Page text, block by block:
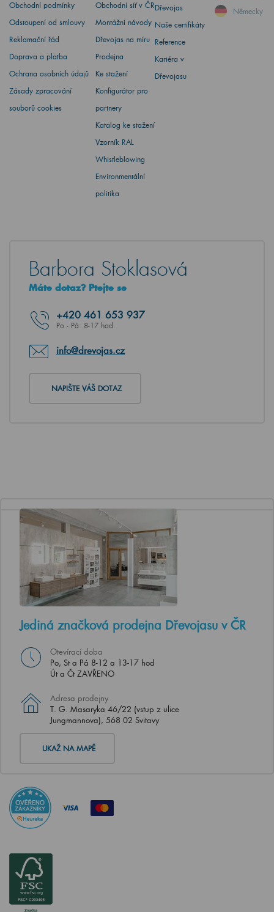
Obchodní podmínky
Odstoupení od smlouvy
Reklamační řád
Doprava a platba
Ochrana osobních údajů
Zásady zpracování
souborů cookies
Obchodní síť v ČR
Montážní návody
Dřevojas na míru
Prodejna
Ke stažení
Konfigurátor pro
partnery
Katalog ke stažení
Vzorník RAL
Whistleblowing
Environmentální
politika
Dřevojas
Naše certifikáty
Reference
Kariéra v
Dřevojasu
Německy
Barbora Stoklasová
Máte dotaz? Ptejte se
+420 461 653 937
Po - Pá: 8-17 hod.
info@drevojas.cz
NAPIŠTE VÁŠ DOTAZ
Jediná značková prodejna Dřevojasu v ČR
Otevírací doba
Po, St a Pá 8-12 a 13-17 hod
Út a Čt ZAVŘENO
Adresa prodejny
T. G. Masaryka 46/22 (vstup z ulice
Jungmannova), 568 02 Svitavy
UKAŽ NA MAPĚ